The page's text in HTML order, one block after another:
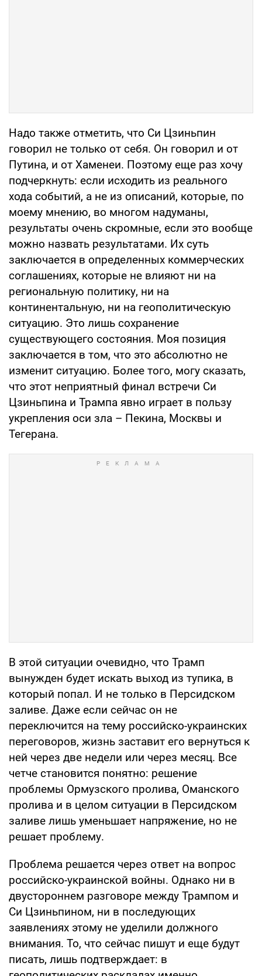
Надо также отметить, что Си Цзиньпин
говорил не только от себя. Он говорил и от
Путина, и от Хаменеи. Поэтому еще раз хочу
подчеркнуть: если исходить из реального
хода событий, а не из описаний, которые, по
моему мнению, во многом надуманы,
результаты очень скромные, если это вообще
можно назвать результатами. Их суть
заключается в определенных коммерческих
соглашениях, которые не влияют ни на
региональную политику, ни на
континентальную, ни на геополитическую
ситуацию. Это лишь сохранение
существующего состояния. Моя позиция
заключается в том, что это абсолютно не
изменит ситуацию. Более того, могу сказать,
что этот неприятный финал встречи Си
Цзиньпина и Трампа явно играет в пользу
укрепления оси зла – Пекина, Москвы и
Тегерана.
В этой ситуации очевидно, что Трамп
вынужден будет искать выход из тупика, в
который попал. И не только в Персидском
заливе. Даже если сейчас он не
переключится на тему российско-украинских
переговоров, жизнь заставит его вернуться к
ней через две недели или через месяц. Все
четче становится понятно: решение
проблемы Ормузского пролива, Оманского
пролива и в целом ситуации в Персидском
заливе лишь уменьшает напряжение, но не
решает проблему.
Проблема решается через ответ на вопрос
российско-украинской войны. Однако ни в
двустороннем разговоре между Трампом и
Си Цзиньпином, ни в последующих
заявлениях этому не уделили должного
внимания. То, что сейчас пишут и еще будут
писать, лишь подтверждает: в